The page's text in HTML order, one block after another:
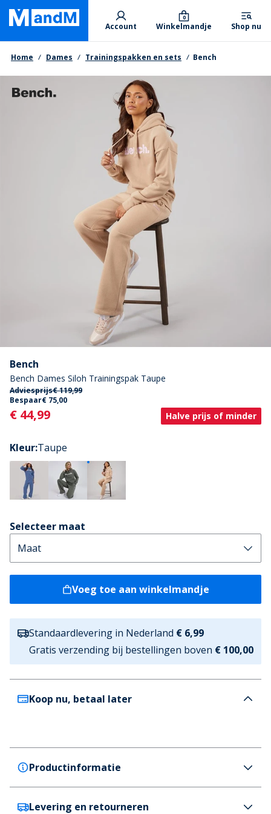
Skip
main
content
Primary departments
Account Winkelmandje
0
Shop nu
Kruimelpad
Home Dames Trainingspakken en sets Bench
Bench
Bench Dames Siloh Trainingspak Taupe
Adviesprijs€ 119,99
Bespaar€ 75,00
Current
€ 44,99 Halve prijs of minder
Kleur:Taupe
Selecteer maat
Voeg toe aan winkelmandje
Standaardlevering in Nederland € 6,99
Gratis verzending bij bestellingen boven € 100,00
Koop nu, betaal later
Productinformatie
Bench
Levering en retourneren